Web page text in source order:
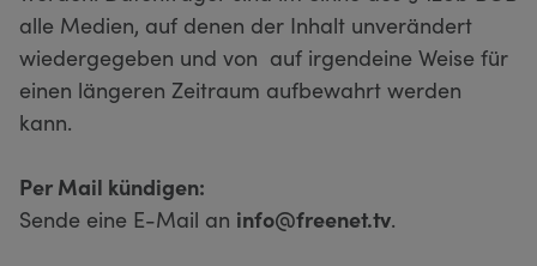
alle Medien, auf denen der Inhalt unverändert
wiedergegeben und von auf irgendeine Weise für
einen längeren Zeitraum aufbewahrt werden
kann.
Per Mail kündigen:
Sende eine E-Mail an info@freenet.tv.